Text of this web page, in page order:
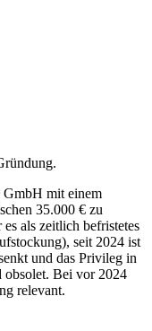
GmbH mit einem
35.000 € zu
als zeitlich befristetes
seit 2024 ist
und das Privileg in
obsolet. Bei vor 2024
relevant.